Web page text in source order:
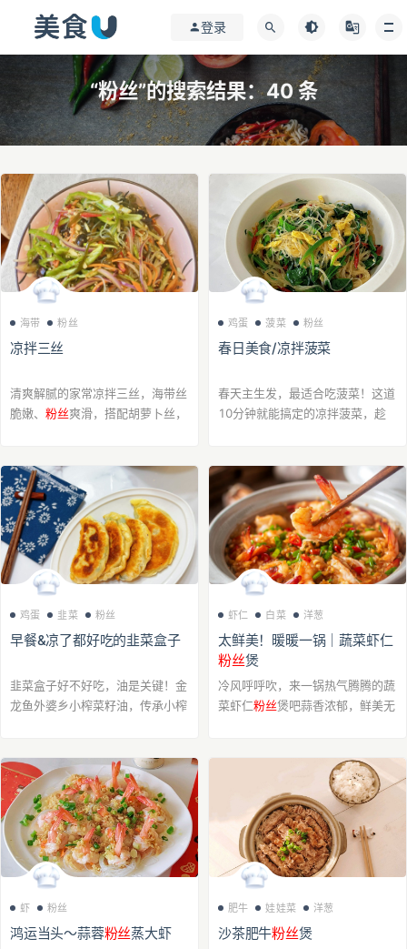
登录
“粉丝”的搜索结果：40 条
海带 粉丝
凉拌三丝
清爽解腻的家常凉拌三丝，海带丝
脆嫩、 粉丝爽滑，搭配胡萝卜丝，
入味，蒜香与料汁融合，口感丰富
不单调。 做法...
鸡蛋 菠菜 粉丝
春日美食/凉拌菠菜
春天主生发，最适合吃菠菜！这道
10分钟就能搞定的凉拌菠菜，趁
菜籽油，热油一泼，香味瞬间上
头，清新爽口又开胃。
鸡蛋 韭菜 粉丝
早餐&凉了都好吃的韭菜盒子
韭菜盒子好不好吃，油是关键！金
龙鱼外婆乡小榨菜籽油，传承小榨
色金黄，外酥里嫩，满口都是地道
的菜油香。 放...
虾仁 白菜 洋葱
太鲜美！暖暖一锅｜蔬菜虾仁
粉丝煲
冷风呼呼吹，来一锅热气腾腾的蔬
菜虾仁粉丝煲吧蒜香浓郁，鲜美无
层层鲜香交织，食材丰富而不腻～
虾 粉丝
鸿运当头～蒜蓉粉丝蒸大虾
肥牛 娃娃菜 洋葱
沙茶肥牛粉丝煲